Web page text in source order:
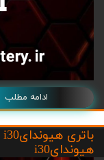
ادامه مطلب
هیوندایi30